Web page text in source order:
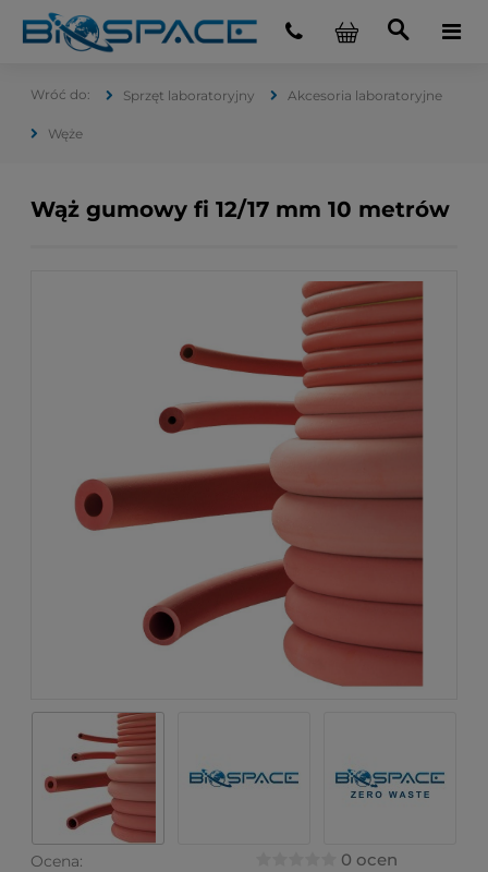
Sprzęt laboratoryjny Akcesoria laboratoryjne
Węże
Wąż gumowy fi 12/17 mm 10 metrów
Ocena: 0 ocen